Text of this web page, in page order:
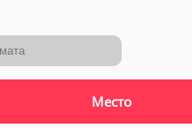
Место